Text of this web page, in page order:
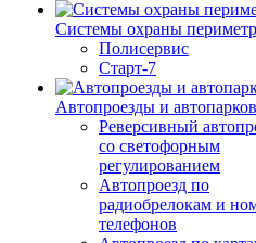
Системы охраны
Полисервис
Старт-7
Автопроезды и
Реверсивный
со светофорным
регулированием
Автопроезд по
радиобрелокам и
телефонов